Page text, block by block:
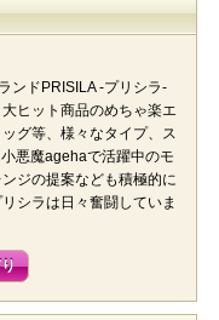
ンドPRISILA -プリシラ-
ヒット商品のめちゃ楽エ
グ等、様々なタイプ、ス
悪魔agehaで活躍中のモ
ジの提案なども積極的に
シラは日々奮闘していま